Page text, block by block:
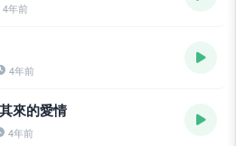
4年前
4年前
來的愛情
4年前